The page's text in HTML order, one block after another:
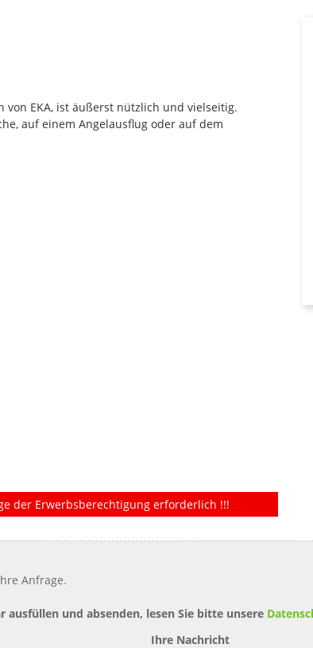
von EKA, ist äußerst nützlich und vielseitig.
auf einem Angelausflug oder auf dem
der Erwerbsberechtigung erforderlich !!!
Anfrage.
ausfüllen und absenden, lesen Sie bitte unsere
Ihre Nachricht